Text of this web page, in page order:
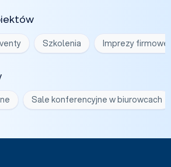
Szkolenia Imprezy firmowe
Sale konferencyjne w biurowcach